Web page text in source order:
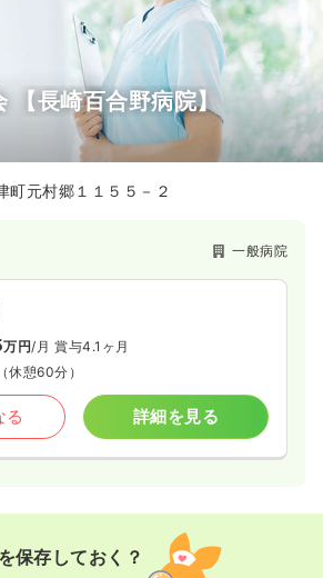
詳細を見る
一時募集休止
円以上可
詳細を見る
【長崎百合野病院】
町元村郷１１５５－２
一般病院
万円/月 賞与4.1ヶ月
（休憩60分）
る 詳細を見る
保存しておく？